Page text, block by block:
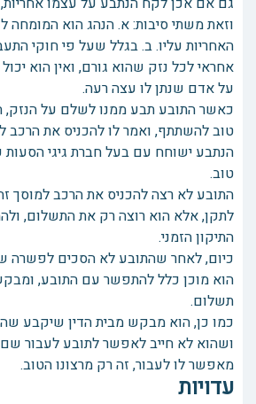
וזאת משתי סיבות: א. הנהג הוא המומחה
האחריות עליו. ב. בגלל שעל פי חוקי
אחראי לכל נזק שהוא גורם, ואין הוא
על אדם שנתן לו עצה רעה.
כאשר התובע תבע ממנו לשלם על הנזק,
טוב להשתתף, ואמר לו להכניס את הרכב
הנתבע ישוחח עם בעל חברת גיגי הסעות
טוב.
התובע לא רצה להכניס את הרכב למוסך זה,
לתקן, אלא הוא רוצה רק את התשלום,
התיקון הזמני.
כיום, לאחר שהתובע לא הסכים לפשרה
הוא מוכן כלל להתפשר עם התובע,
תשלום.
כמו כן, הוא מבקש מבית הדין שיקבע
ושהוא לא חייב לאפשר לתובע לעבור
מאפשר לו לעבור, זה רק מרצונו הטוב.
עדויות